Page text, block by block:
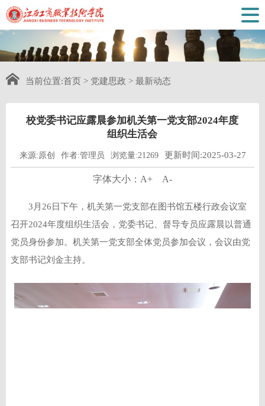
当前位置:首页 > 党建思政 > 最新动态
校党委书记应露晨参加机关第一党支部2024年度
组织生活会
来源:原创 作者:管理员 浏览量:21269 更新时间:2025-03-27
字体大小： A+ A-
3月26日下午，机关第一党支部在图书馆五楼行政会议室
召开2024年度组织生活会，党委书记、督导专员应露晨以普通
党员身份参加。机关第一党支部全体党员参加会议，会议由党
支部书记刘金主持。